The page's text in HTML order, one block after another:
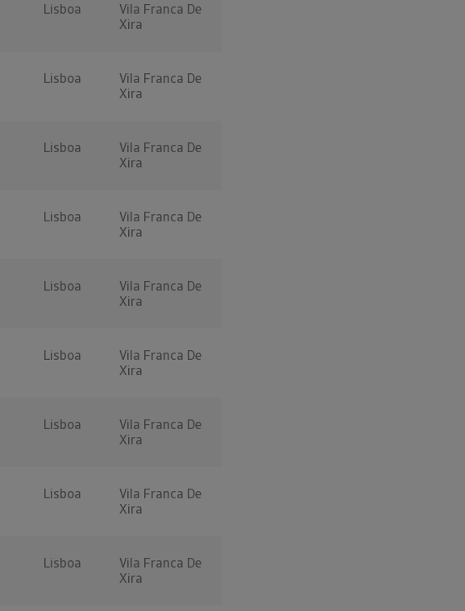
Lisboa
Vila Franca De
Xira
Lisboa
Vila Franca De
Xira
Lisboa
Vila Franca De
Xira
Lisboa
Vila Franca De
Xira
Lisboa
Vila Franca De
Xira
Lisboa
Vila Franca De
Xira
Lisboa
Vila Franca De
Xira
Lisboa
Vila Franca De
Xira
Lisboa
Vila Franca De
Xira